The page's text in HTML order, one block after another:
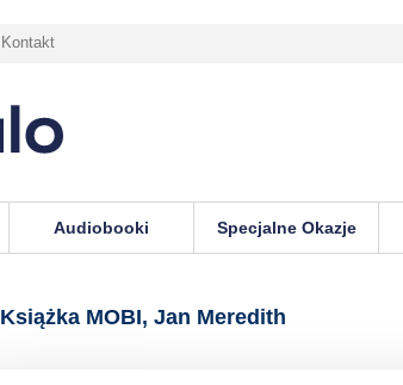
Kontakt
Audiobooki Specjalne Okazje
Książka MOBI, Jan Meredith